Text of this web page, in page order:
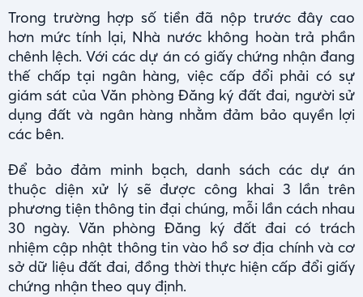
Trong trường hợp số tiền đã nộp trước đây cao
hơn mức tính lại, Nhà nước không hoàn trả phần
chênh lệch. Với các dự án có giấy chứng nhận đang
thế chấp tại ngân hàng, việc cấp đổi phải có sự
giám sát của Văn phòng Đăng ký đất đai, người sử
dụng đất và ngân hàng nhằm đảm bảo quyền lợi
các bên.
Để bảo đảm minh bạch, danh sách các dự án
thuộc diện xử lý sẽ được công khai 3 lần trên
phương tiện thông tin đại chúng, mỗi lần cách nhau
30 ngày. Văn phòng Đăng ký đất đai có trách
nhiệm cập nhật thông tin vào hồ sơ địa chính và cơ
sở dữ liệu đất đai, đồng thời thực hiện cấp đổi giấy
chứng nhận theo quy định.